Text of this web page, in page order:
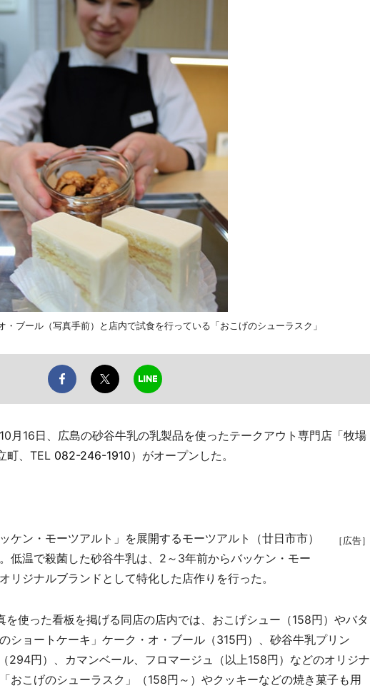
・ブール（写真手前）と店内で試食を行っている「おこげのシューラスク」
月16日、広島の砂谷牛乳の乳製品を使ったテークアウト専門店「牧場
町、TEL 082-246-1910）がオープンした。
［広告］
ン・モーツアルト」を展開するモーツアルト（廿日市市）
低温で殺菌した砂谷牛乳は、2～3年前からバッケン・モー
リジナルブランドとして特化した店作りを行った。
使った看板を掲げる同店の店内では、おこげシュー（158円）やバタ
ショートケーキ」ケーク・オ・ブール（315円）、砂谷牛乳プリン
294円）、カマンベール、フロマージュ（以上158円）などのオリジナ
おこげのシューラスク」（158円～）やクッキーなどの焼き菓子も用